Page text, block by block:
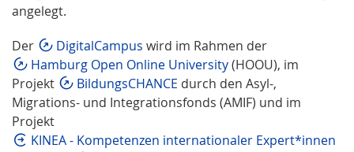
angelegt.
Der
DigitalCampus wird im Rahmen der
Hamburg Open Online University(HOOU), im
Projekt
BildungsCHANCE durch den Asyl-,
Migrations- und Integrationsfonds (AMIF) und im
Projekt
KINEA - Kompetenzen internationaler Expert*innen